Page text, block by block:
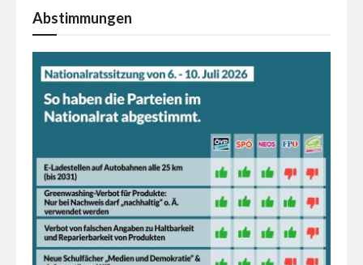
Abstimmungen